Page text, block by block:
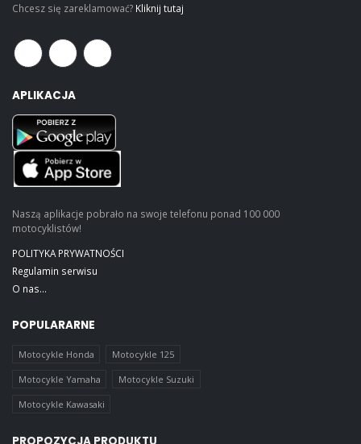
Chcesz się zareklamować? Kliknij tutaj
APLIKACJA
Naszą aplikacje pobrało na swoje telefonu ponad 100 000
motocyklistów!
POLITYKA PRYWATNOŚCI
Regulamin serwisu
O nas...
POPULARARNE
Motocykle Honda Motocykle 125
Motocykle Yamaha Motocykle Suzuki
Motocykle Kawasaki